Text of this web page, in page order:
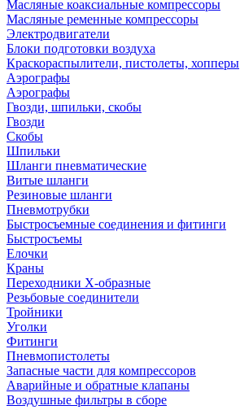
Масляные коаксиальные компрессоры
Масляные ременные компрессоры
Электродвигатели
Блоки подготовки воздуха
Краскораспылители, пистолеты, хопперы
Аэрографы
Аэрографы
Гвозди, шпильки, скобы
Гвозди
Скобы
Шпильки
Шланги пневматические
Витые шланги
Резиновые шланги
Пневмотрубки
Быстросъемные соединения и фитинги
Быстросъемы
Елочки
Краны
Переходники Х-образные
Резьбовые соединители
Тройники
Уголки
Фитинги
Пневмопистолеты
Запасные части для компрессоров
Аварийные и обратные клапаны
Воздушные фильтры в сборе